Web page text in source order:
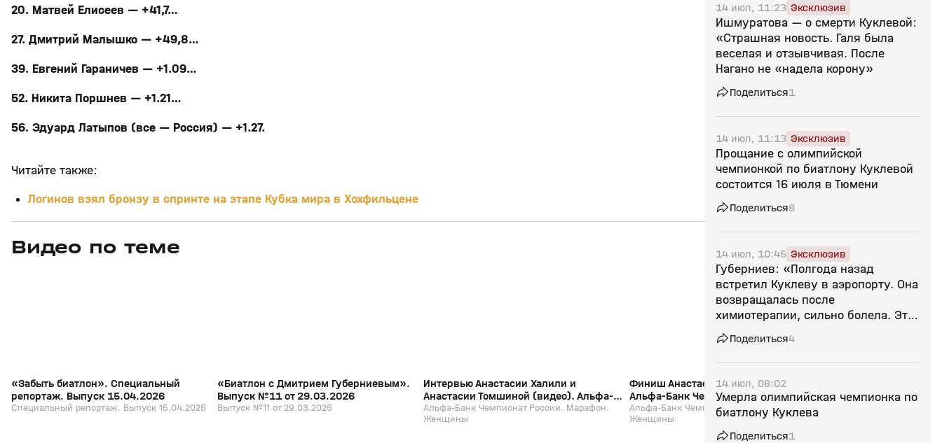
20. Матвей Елисеев — +41,7…
27. Дмитрий Малышко — +49,8…
39. Евгений Гараничев — +1.09…
52. Никита Поршнев — +1.21…
56. Эдуард Латыпов (все — Россия) — +1.27.
Читайте также:
Логинов взял бронзу в спринте на этапе Кубка мира в Хохфильцене
Видео по теме
15 апр, 13:09
«Забыть биатлон». Специальный
репортаж. Выпуск 15.04.2026
Специальный репортаж. Выпуск 15.04.2026
«Биатлон с Дмитрием Губерниевым».
Выпуск №11 от 29.03.2026
Выпуск №11 от 29.03.2026
Интервью Анастасии Халили и
Анастасии Томшиной (видео). Альфа-
Банк Чемпионат России. Марафон.
Женщины
Альфа-Банк Чемпионат России. Марафон.
Женщины
Финиш Анастасии Халили (видео).
Альфа-Банк Чемпионат России.
Марафон. Женщины
Альфа-Банк Чемпионат России. Марафон.
Женщины
12+
Альфа-Банк
14 июл, 11:23 Эксклюзив
Ишмуратова — о смерти Куклевой:
«Страшная новость. Галя была
веселая и отзывчивая. После
Нагано не «надела корону»
Поделиться1
14 июл, 11:13 Эксклюзив
Прощание с олимпийской
чемпионкой по биатлону Куклевой
состоится 16 июля в Тюмени
Поделиться8
14 июл, 10:45 Эксклюзив
Губерниев: «Полгода назад
встретил Куклеву в аэропорту. Она
возвращалась после
химиотерапии, сильно болела. Это
потеря для всех нас»
Поделиться4
14 июл, 08:02
Умерла олимпийская чемпионка по
биатлону Куклева
Поделиться1